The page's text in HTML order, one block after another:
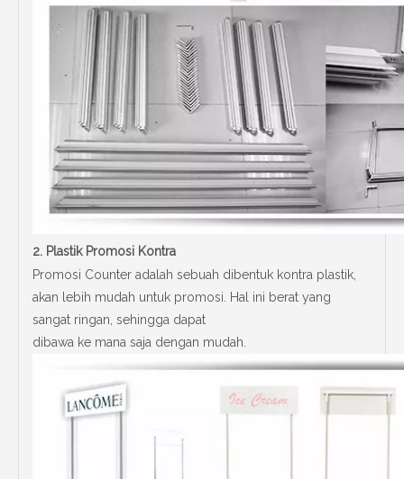
2. Plastik Promosi Kontra
Promosi Counter adalah sebuah dibentuk kontra plastik,
akan lebih mudah untuk promosi. Hal ini berat yang
sangat ringan, sehingga dapat
dibawa ke mana saja dengan mudah.